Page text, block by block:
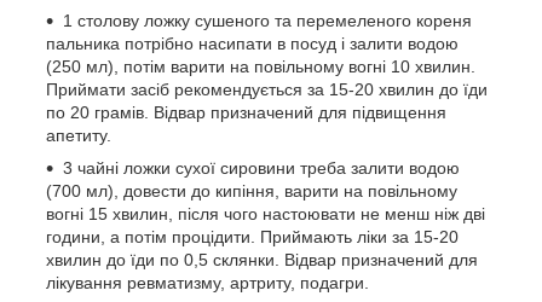
1 столову ложку сушеного та перемеленого кореня
пальника потрібно насипати в посуд і залити водою
(250 мл), потім варити на повільному вогні 10 хвилин.
Приймати засіб рекомендується за 15-20 хвилин до їди
по 20 грамів. Відвар призначений для підвищення
апетиту.
3 чайні ложки сухої сировини треба залити водою
(700 мл), довести до кипіння, варити на повільному
вогні 15 хвилин, після чого настоювати не менш ніж дві
години, а потім процідити. Приймають ліки за 15-20
хвилин до їди по 0,5 склянки. Відвар призначений для
лікування ревматизму, артриту, подагри.